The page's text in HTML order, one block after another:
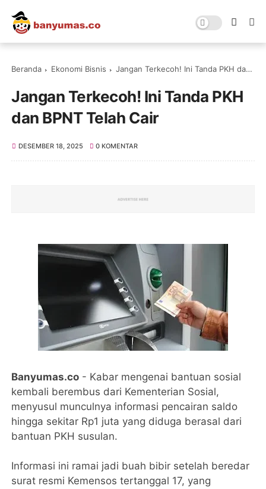
Beranda Ekonomi Bisnis Jangan Terkecoh! Ini Tanda PKH dan BPNT Telah Cair
Jangan Terkecoh! Ini Tanda PKH
dan BPNT Telah Cair
DESEMBER 18, 2025 0 KOMENTAR
Banyumas.co - Kabar mengenai bantuan sosial
kembali berembus dari Kementerian Sosial,
menyusul munculnya informasi pencairan saldo
hingga sekitar Rp1 juta yang diduga berasal dari
bantuan PKH susulan.
Informasi ini ramai jadi buah bibir setelah beredar
surat resmi Kemensos tertanggal 17, yang